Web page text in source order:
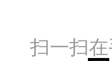
扫一扫